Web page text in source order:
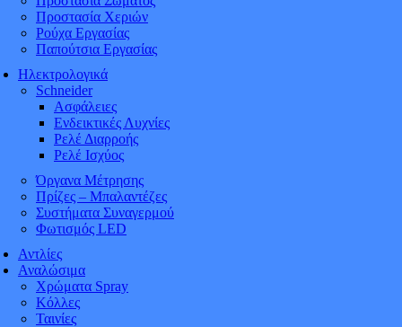
Προστασία Χεριών
Ρούχα Εργασίας
Παπούτσια Εργασίας
Ηλεκτρολογικά
Schneider
Ασφάλειες
Ενδεικτικές Λυχνίες
Ρελέ Διαρροής
Ρελέ Ισχύος
Όργανα Μέτρησης
Πρίζες – Μπαλαντέζες
Συστήματα Συναγερμού
Φωτισμός LED
Αντλίες
Αναλώσιμα
Χρώματα Spray
Κόλλες
Ταινίες